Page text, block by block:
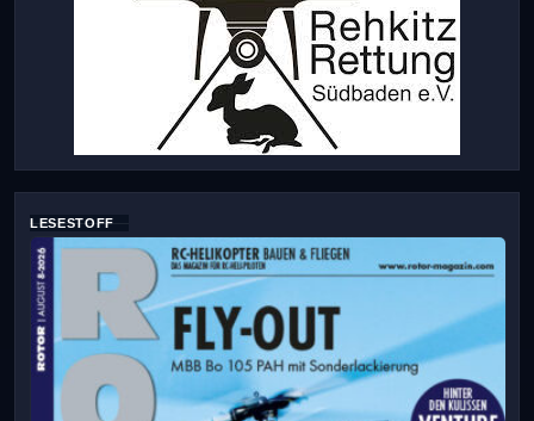
LESESTOFF